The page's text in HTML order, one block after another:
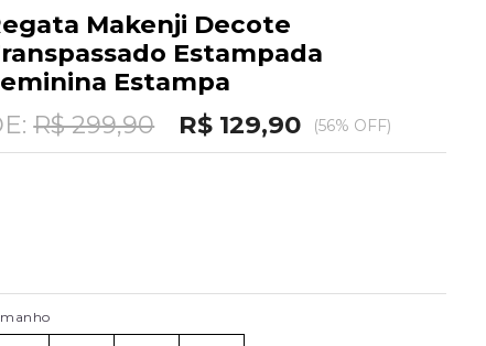
Makenji Decote
Estampada
Estampa
R$ 299,90 R$ 129,90 (56% OFF)